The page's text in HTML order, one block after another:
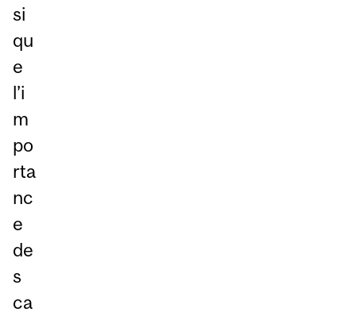
si
qu
e
l’i
m
po
rta
nc
e
de
s
ca